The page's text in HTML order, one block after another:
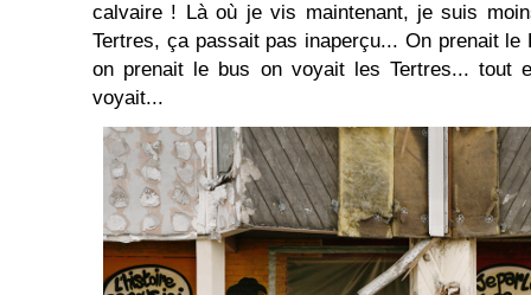
calvaire ! Là où je vis maintenant, je suis
Tertres, ça passait pas inaperçu... On prenait le
on prenait le bus on voyait les Tertres... tout
voyait...